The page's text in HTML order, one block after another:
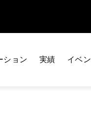
ション 実績 イベン